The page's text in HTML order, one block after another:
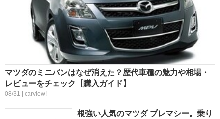
マツダのミニバンはなぜ消えた？歴代車種の魅力や相場・
レビューをチェック【購入ガイド】
08/31 | carview!
根強い人気のマツダ プレマシー。乗り